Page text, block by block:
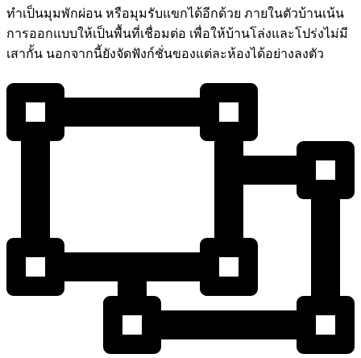
ทำเป็นมุมพักผ่อน หรือมุมรับแขกได้อีกด้วย ภายในตัวบ้านเน้น
การออกแบบให้เป็นพื้นที่เชื่อมต่อ เพื่อให้บ้านโล่งและโปร่งไม่มี
เสากั้น นอกจากนี้ยังจัดฟังก์ชั่นของแต่ละห้องได้อย่างลงตัว